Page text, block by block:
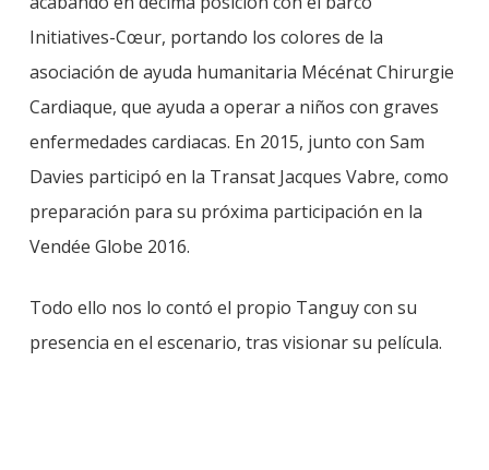
Initiatives-Cœur, portando los colores de la
asociación de ayuda humanitaria Mécénat Chirurgie
Cardiaque, que ayuda a operar a niños con graves
enfermedades cardiacas. En 2015, junto con Sam
Davies participó en la Transat Jacques Vabre, como
preparación para su próxima participación en la
Vendée Globe 2016.
Todo ello nos lo contó el propio Tanguy con su
presencia en el escenario, tras visionar su película.